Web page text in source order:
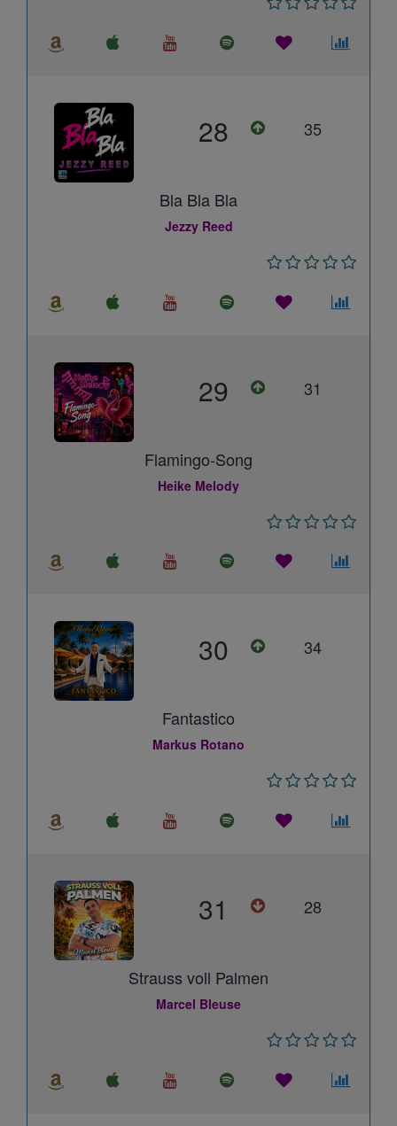
28 35
Bla Bla Bla
Jezzy Reed
29 31
Flamingo-Song
Heike Melody
30 34
Fantastico
Markus Rotano
31 28
Strauss voll Palmen
Marcel Bleuse